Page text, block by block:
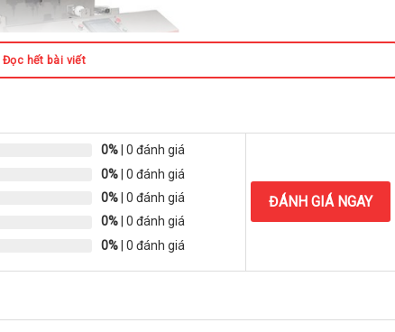
Đọc hết bài viết
0%| 0 đánh giá
0%| 0 đánh giá
0%| 0 đánh giá
0%| 0 đánh giá
0%| 0 đánh giá
ĐÁNH GIÁ NGAY